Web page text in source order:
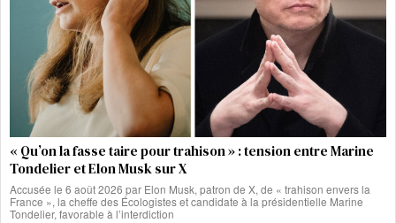
« Qu’on la fasse taire pour trahison » : tension entre Marine
Tondelier et Elon Musk sur X
Accusée le 6 août 2026 par Elon Musk, patron de X, de « trahison envers la
France », la cheffe des Écologistes et candidate à la présidentielle Marine
Tondelier, favorable à l’interdiction